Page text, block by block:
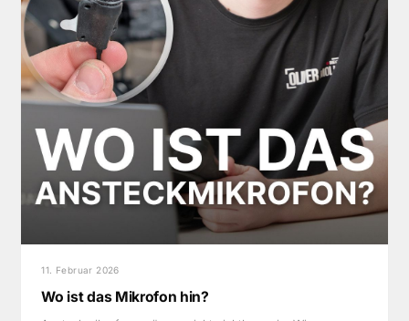
11. Februar 2026
Wo ist das Mikrofon hin?